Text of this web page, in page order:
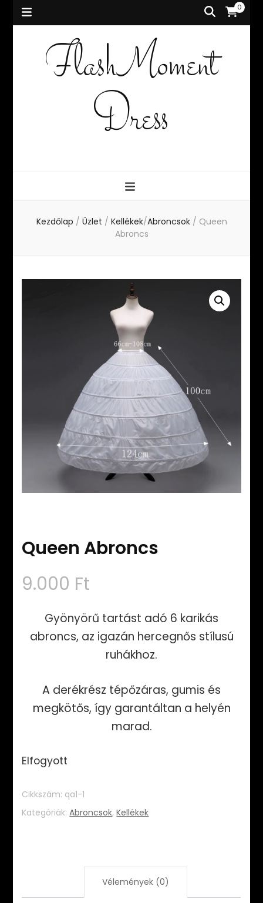
0
FlashMoment
Dress
Kezdőlap / Üzlet / Kellékek/Abroncsok / Queen
Abroncs
Queen Abroncs
9.000 Ft
Gyönyörű tartást adó 6 karikás
abroncs, az igazán hercegnős stílusú
ruhákhoz.
A derékrész tépőzáras, gumis és
megkötős, így garantáltan a helyén
marad.
Elfogyott
Cikkszám: qa1-1
Kategóriák:Abroncsok,Kellékek
Vélemények (0)